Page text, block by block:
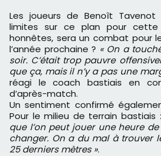
Les joueurs de Benoît
limites sur ce plan pour cette
honnêtes, sera un combat pour
l’année prochaine ? « On a
soir. C’était trop pauvre
que ça, mais il n’y a pas une
réagi le coach bastiais en
d’après-match.
Un sentiment confirmé
Pour le milieu de terrain bastiais :
que l’on peut jouer une heure
changer. On a du mal à trouver
25 derniers mètres ».